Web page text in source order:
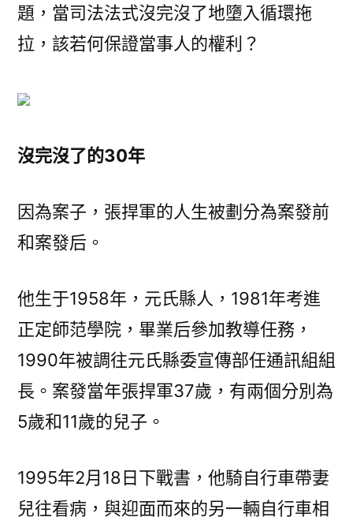
題，當司法法式沒完沒了地墮入循環拖
拉，該若何保證當事人的權利？
沒完沒了的30年
因為案子，張捍軍的人生被劃分為案發前
和案發后。
他生于1958年，元氏縣人，1981年考進
正定師范學院，畢業后參加教導任務，
1990年被調往元氏縣委宣傳部任通訊組組
長。案發當年張捍軍37歲，有兩個分別為
5歲和11歲的兒子。
1995年2月18日下戰書，他騎自行車帶妻
兒往看病，與迎面而來的另一輛自行車相